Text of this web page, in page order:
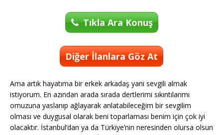
Tıkla Ara Konuş
Diğer İlanlara Göz At
Ama artık hayatıma bir erkek arkadaş yani sevgili almak
istiyorum. En azından arada sırada dertlerimi sıkıntılarımı
omuzuna yaslanıp ağlayarak anlatabileceğim bir sevgilim
olması ve duygusal olarak beni toparlaması benim için çok iyi
olacaktır. İstanbul’dan ya da Türkiye’nin neresinden olursa olsun